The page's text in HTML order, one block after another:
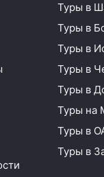
Туры в
Туры в
Туры в
Туры в
Туры в
Туры на
Туры в
Туры в